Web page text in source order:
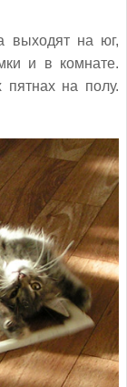
выходят на юг,
и в комнате.
на полу.